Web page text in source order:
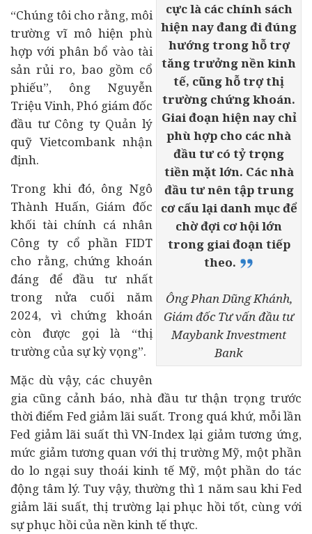
cực là các chính sách
hiện nay đang đi đúng
hướng trong hỗ trợ
tăng trưởng nền kinh
tế, cũng hỗ trợ thị
trường chứng khoán.
Giai đoạn hiện nay chỉ
phù hợp cho các nhà
đầu tư có tỷ trọng
tiền mặt lớn. Các nhà
đầu tư nên tập trung
cơ cấu lại danh mục để
chờ đợi cơ hội lớn
trong giai đoạn tiếp
theo.
Ông Phan Dũng Khánh,
Giám đốc Tư vấn đầu tư
Maybank Investment
Bank
“Chúng tôi cho rằng, môi
trường vĩ mô hiện phù
hợp với phân bổ vào tài
sản rủi ro, bao gồm cổ
phiếu”, ông Nguyễn
Triệu Vinh, Phó giám đốc
đầu tư Công ty Quản lý
quỹ Vietcombank nhận
định.
Trong khi đó, ông Ngô
Thành Huấn, Giám đốc
khối tài chính cá nhân
Công ty cổ phần FIDT
cho rằng, chứng khoán
đáng để đầu tư nhất
trong nửa cuối năm
2024, vì chứng khoán
còn được gọi là “thị
trường của sự kỳ vọng”.
Mặc dù vậy, các chuyên
gia cũng cảnh báo, nhà đầu tư thận trọng trước
thời điểm Fed giảm lãi suất. Trong quá khứ, mỗi lần
Fed giảm lãi suất thì VN-Index lại giảm tương ứng,
mức giảm tương quan với thị trường Mỹ, một phần
do lo ngại suy thoái kinh tế Mỹ, một phần do tác
động tâm lý. Tuy vậy, thường thì 1 năm sau khi Fed
giảm lãi suất, thị trường lại phục hồi tốt, cùng với
sự phục hồi của nền kinh tế thực.